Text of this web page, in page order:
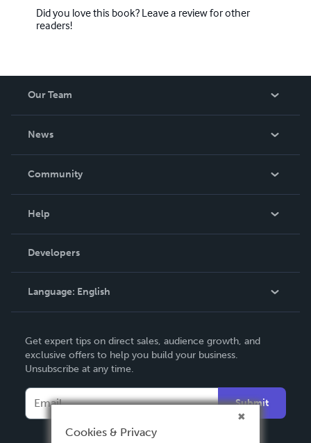
Did you love this book? Leave a review for other
readers!
Our Team
News
In The News
Community
Podcast
Help
Order Lookup
Knowledge Base
Contact Support
Developers
Language: English
Deutsch
Français
Italiano
Español
Get expert tips on direct sales, audience growth, and
exclusive offers to help you build your business.
Unsubscribe at any time.
Submit
Cookies & Privacy